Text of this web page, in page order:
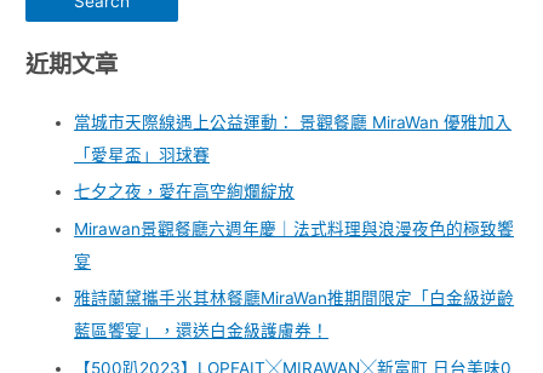
近期文章
當城市天際線遇上公益運動： 景觀餐廳 MiraWan 優雅加入
「愛星盃」羽球賽
七夕之夜，愛在高空絢爛綻放
Mirawan景觀餐廳六週年慶｜法式料理與浪漫夜色的極致饗
宴
雅詩蘭黛攜手米其林餐廳MiraWan推期間限定「白金級逆齡
藍區饗宴」，還送白金級護膚券！
【500趴2023】LOPFAIT╳MIRAWAN╳新富町 日台美味0